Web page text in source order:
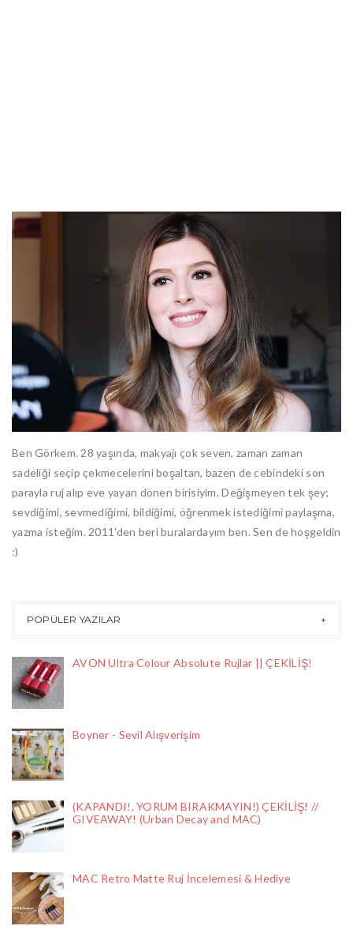
Ben Görkem. 28 yaşında, makyajı çok seven, zaman zaman
sadeliği seçip çekmecelerini boşaltan, bazen de cebindeki son
parayla ruj alıp eve yayan dönen birisiyim. Değişmeyen tek şey;
sevdiğimi, sevmediğimi, bildiğimi, öğrenmek istediğimi paylaşma,
yazma isteğim. 2011'den beri buralardayım ben. Sen de hoşgeldin
:)
POPÜLER YAZILAR
AVON Ultra Colour Absolute Rujlar || ÇEKİLİŞ!
Boyner - Sevil Alışverişim
(KAPANDI!, YORUM BIRAKMAYIN!) ÇEKİLİŞ! //
GIVEAWAY! (Urban Decay and MAC)
MAC Retro Matte Ruj İncelemesi & Hediye